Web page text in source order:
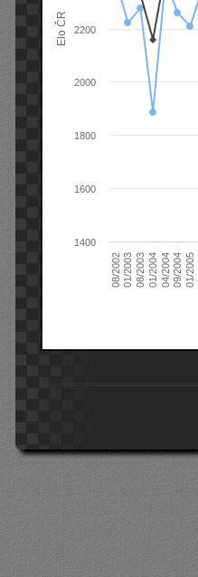
Elo ČR
08/200201/200308/200301/200404/200409/200401/2005
1400
1600
1800
2000
2200